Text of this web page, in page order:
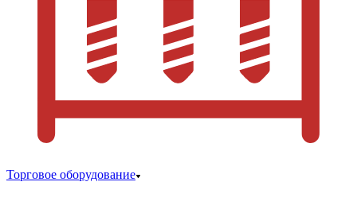
Торговое оборудование